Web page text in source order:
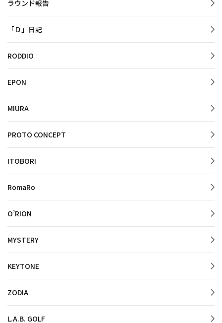
ラウンド報告
「Ｄ」日記
RODDIO
EPON
MIURA
PROTO CONCEPT
ITOBORI
RomaRo
O’RION
MYSTERY
KEYTONE
ZODIA
L.A.B. GOLF